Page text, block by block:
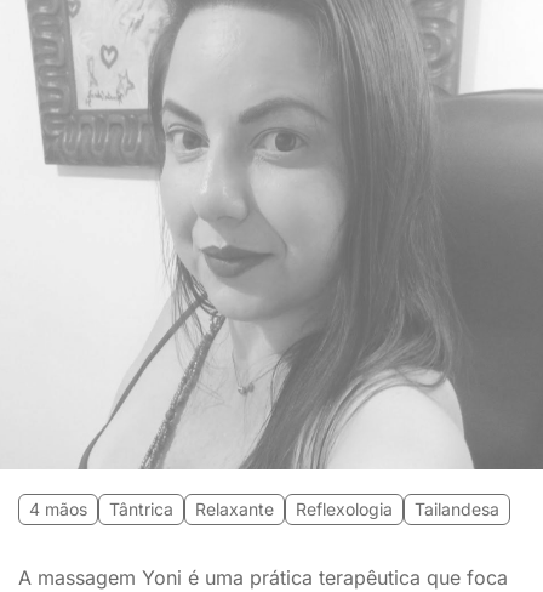
4 mãos Tântrica Relaxante Reflexologia Tailandesa
A massagem Yoni é uma prática terapêutica que foca